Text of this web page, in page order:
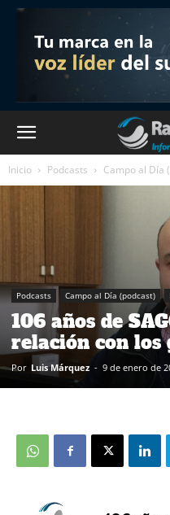
Inicio Podcasts Campo al Día
Podcasts Campo al Día (podcast)
106 años de
relación con los
Por Luis Márquez - 9 de enero de